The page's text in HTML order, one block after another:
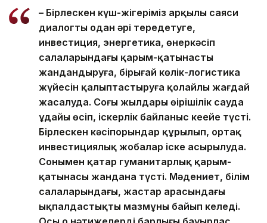
– Бірлескен күш-жігеріміз арқылы саяси
диалогты одан әрі тереңдетуге,
инвестиция, энергетика, өнеркәсіп
салаларындағы қарым-қатынасты
жандандыруға, бірыңғай көлік-логистика
жүйесін қалыптастыруға қолайлы жағдай
жасалуда. Соңғы жылдары өңірішілік сауда
ұдайы өсіп, іскерлік байланыс кеңейе түсті.
Бірлескен кәсіпорындар құрылып, ортақ
инвестициялық жобалар іске асырылуда.
Сонымен қатар гуманитарлық қарым-
қатынасы жандана түсті. Мәдениет, білім
салаларындағы, жастар арасындағы
ықпалдастықтың мазмұны байып келеді.